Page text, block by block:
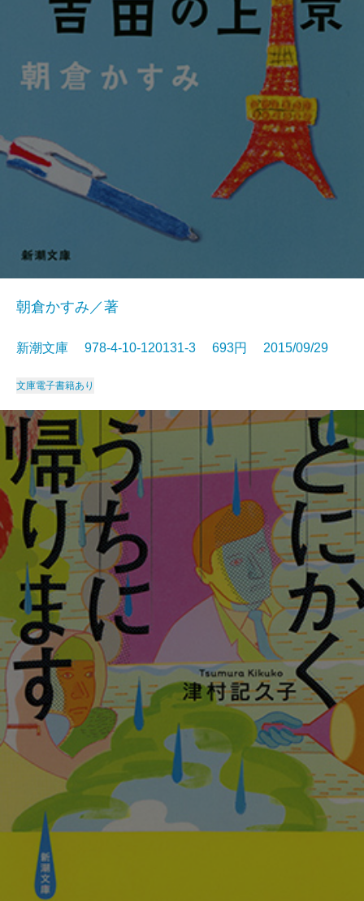
朝倉かすみ／著
新潮文庫 978-4-10-120131-3 693円 2015/09/29
文庫電子書籍あり